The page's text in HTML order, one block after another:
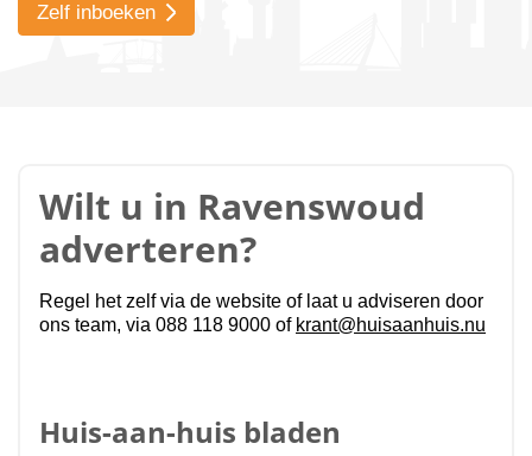
Zelf inboeken
Wilt u in Ravenswoud
adverteren?
Regel het zelf via de website of laat u adviseren door
ons team, via 088 118 9000 of krant@huisaanhuis.nu
Huis-aan-huis bladen